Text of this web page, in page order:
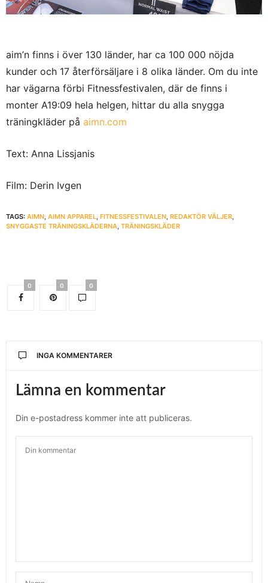
aim’n finns i över 130 länder, har ca 100 000 nöjda
kunder och 17 återförsäljare i 8 olika länder. Om du inte
har vägarna förbi Fitnessfestivalen, där de finns i
monter A19:09 hela helgen, hittar du alla snygga
träningkläder på aimn.com
Text: Anna Lissjanis
Film: Derin Ivgen
TAGS: AIMN AIMN APPAREL FITNESSFESTIVALEN REDAKTÖR VÄLJER
SNYGGASTE TRÄNINGSKLÄDERNA TRÄNINGSKLÄDER
0 0 0
INGA KOMMENTARER
Lämna en kommentar
Din e-postadress kommer inte att publiceras.